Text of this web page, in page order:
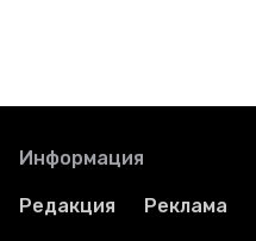
Информация
Редакция Реклама